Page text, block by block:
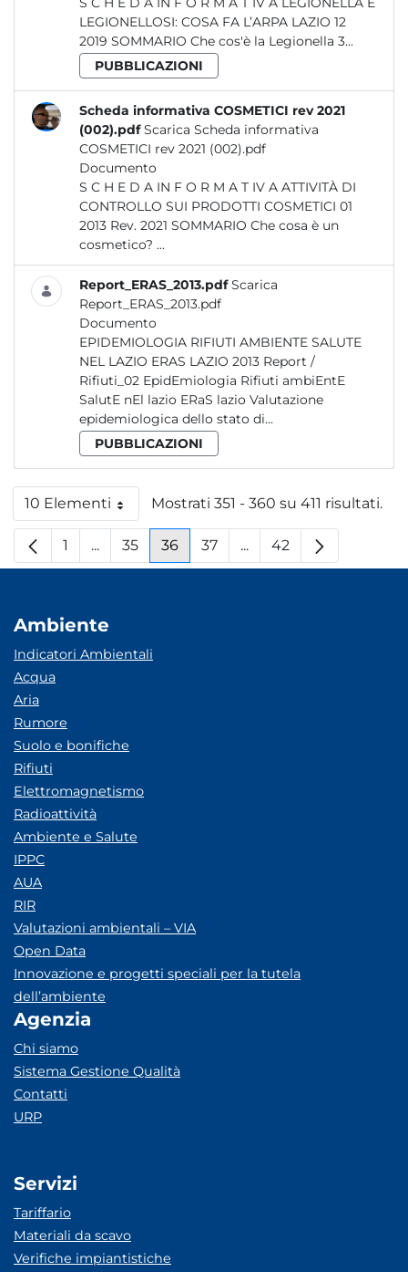
LEGIONELLOSI: COSA FA L’ARPA LAZIO 12
2019 SOMMARIO Che cos'è la Legionella 3...
PUBBLICAZIONI
Scheda informativa COSMETICI rev 2021
(002).pdf Scarica Scheda informativa
COSMETICI rev 2021 (002).pdf
Documento
S C H E D A IN F O R M A T IV A ATTIVITÀ DI
CONTROLLO SUI PRODOTTI COSMETICI 01
2013 Rev. 2021 SOMMARIO Che cosa è un
cosmetico? ...
Report_ERAS_2013.pdf Scarica
Report_ERAS_2013.pdf
Documento
EPIDEMIOLOGIA RIFIUTI AMBIENTE SALUTE
NEL LAZIO ERAS LAZIO 2013 Report /
Rifiuti_02 EpidEmiologia Rifiuti ambiEntE
SalutE nEl lazio ERaS lazio Valutazione
epidemiologica dello stato di...
PUBBLICAZIONI
10 ElementiPer paginaMostrati 351 - 360 su 411 risultati.
Pagina
1 ...Pagine intermedie
Pagina
35 Pagina
36 Pagina
37 ...Pagine intermedie
Pagina
42
Ambiente
Indicatori Ambientali
Acqua
Aria
Rumore
Suolo e bonifiche
Rifiuti
Elettromagnetismo
Radioattività
Ambiente e Salute
IPPC
AUA
RIR
Valutazioni ambientali – VIA
Open Data
Innovazione e progetti speciali per la tutela
dell’ambiente
Agenzia
Chi siamo
Sistema Gestione Qualità
Contatti
URP
Servizi
Tariffario
Materiali da scavo
Verifiche impiantistiche